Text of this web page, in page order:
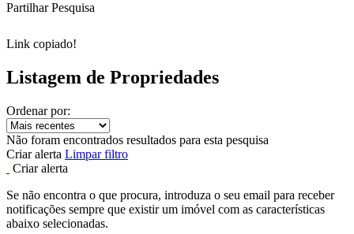
Partilhar Pesquisa
Link copiado!
Listagem de Propriedades
Ordenar por:
Não foram encontrados resultados para esta pesquisa
Criar alerta Limpar filtro
Criar alerta
Se não encontra o que procura, introduza o seu email para receber
notificações sempre que existir um imóvel com as características
abaixo selecionadas.